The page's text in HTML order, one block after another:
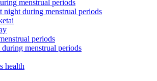
menstrual periods
night during menstrual periods
periods
menstrual periods
health